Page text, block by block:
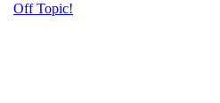
Off Topic!